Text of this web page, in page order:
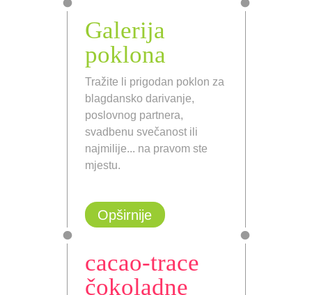
Galerija
poklona
Tražite li prigodan poklon za
blagdansko darivanje,
poslovnog partnera,
svadbenu svečanost ili
najmilije... na pravom ste
mjestu.
Opširnije
cacao-trace
čokoladne